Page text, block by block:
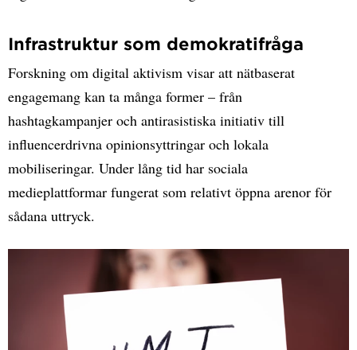
Infrastruktur som demokratifråga
Forskning om digital aktivism visar att nätbaserat
engagemang kan ta många former – från
hashtagkampanjer och antirasistiska initiativ till
influencerdrivna opinionsyttringar och lokala
mobiliseringar. Under lång tid har sociala
medieplattformar fungerat som relativt öppna arenor för
sådana uttryck.